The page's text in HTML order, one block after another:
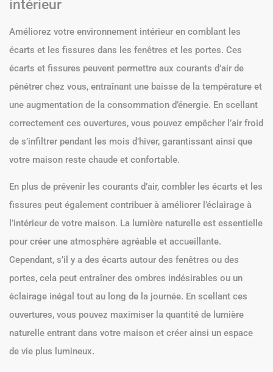
intérieur
Améliorez votre environnement intérieur en comblant les
écarts et les fissures dans les fenêtres et les portes. Ces
écarts et fissures peuvent permettre aux courants d’air de
pénétrer chez vous, entraînant une baisse de la température et
une augmentation de la consommation d’énergie. En scellant
correctement ces ouvertures, vous pouvez empêcher l’air froid
de s’infiltrer pendant les mois d’hiver, garantissant ainsi que
votre maison reste chaude et confortable.
En plus de prévenir les courants d’air, combler les écarts et les
fissures peut également contribuer à améliorer l’éclairage à
l’intérieur de votre maison. La lumière naturelle est essentielle
pour créer une atmosphère agréable et accueillante.
Cependant, s’il y a des écarts autour des fenêtres ou des
portes, cela peut entraîner des ombres indésirables ou un
éclairage inégal tout au long de la journée. En scellant ces
ouvertures, vous pouvez maximiser la quantité de lumière
naturelle entrant dans votre maison et créer ainsi un espace
de vie plus lumineux.